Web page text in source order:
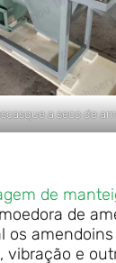
a seco de
de
de
os
vibração e